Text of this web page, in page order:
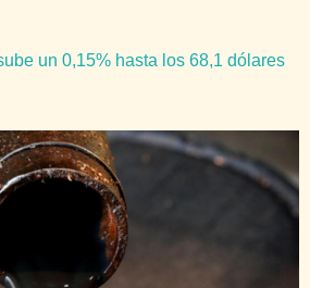
un 0,15% hasta los 68,1 dólares